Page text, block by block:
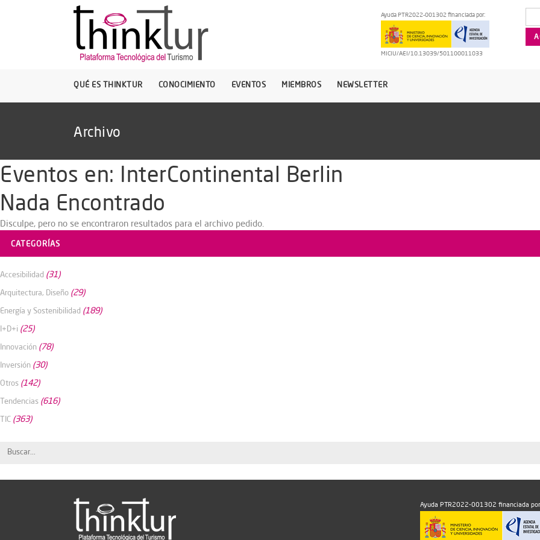
Ayuda PTR2022-001302 financiada por:
MICIU/AEI/10.13039/501100011033
QUÉ ES THINKTUR CONOCIMIENTO EVENTOS MIEMBROS NEWSLETTER
Archivo
Eventos en: InterContinental Berlin
Nada Encontrado
Disculpe, pero no se encontraron resultados para el archivo pedido.
CATEGORÍAS
Accesibilidad (31)
Arquitectura, Diseño (29)
Energía y Sostenibilidad (189)
I+D+i (25)
Innovación (78)
Inversión (30)
Otros (142)
Tendencias (616)
TIC (363)
Ayuda PTR2022-001302 financiada